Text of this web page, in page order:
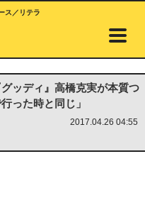
ス／リテラ
ッディ』高橋克実が本質つ
った時と同じ」
2017.04.26 04:55